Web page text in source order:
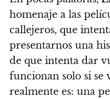
homenaje a las
callejeros, que
presentarnos una
de que intenta dar
funcionan solo si se
realmente es: una